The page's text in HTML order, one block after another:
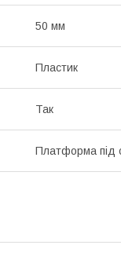
50 мм
Пластик
Так
Платформа під